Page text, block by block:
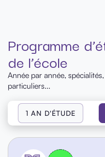
Programme
de l’école
Année par année,
particuliers...
1 AN D'ÉTUDE